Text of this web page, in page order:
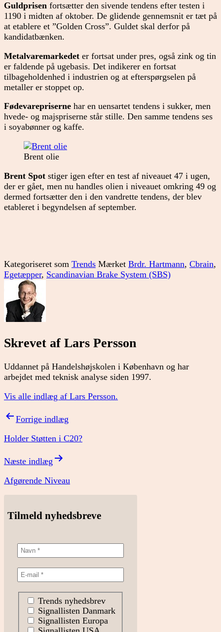
Guldprisen fortsætter den sivende tendens efter testen i
1190 i midten af oktober. De glidende gennemsnit er tæt på
at etablere et ”Golden Cross”. Guldet skal derfor på
kandidatbænken.
Metalvaremarkedet er fortsat under pres, også zink og tin
er faldende på ugebasis. Det indikerer en fortsat
tilbageholdenhed i industrien og at efterspørgselen på
metaller er stoppet op.
Fødevarepriserne har en uensartet tendens i sukker, men
hvede- og majspriserne står stille. Den samme tendens ses
i soyabønner og kaffe.
Brent olie
Brent Spot stiger igen efter en test af niveauet 47 i ugen,
der er gået, men nu handles olien i niveauet omkring 49 og
dermed fortsætter den i den vandrette tendens, der blev
etableret i begyndelsen af september.
Kategoriseret som Trends Mærket Brdr. Hartmann, Cbrain,
Egetæpper, Scandinavian Brake System (SBS)
Skrevet af Lars Persson
Uddannet på Handelshøjskolen i København og har
arbejdet med teknisk analyse siden 1997.
Vis alle indlæg af Lars Persson.
Indlægsnavigation
Forrige indlæg
Holder Støtten i C20?
Næste indlæg
Afgørende Niveau
Tilmeld nyhedsbreve
Trends nyhedsbrev
Signallisten Danmark
Signallisten Europa